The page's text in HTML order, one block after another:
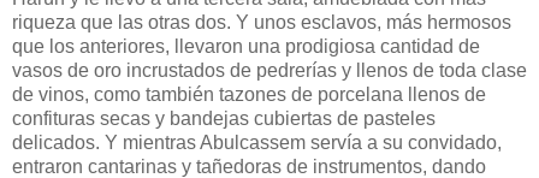
riqueza que las otras dos. Y unos esclavos, más hermosos
que los anteriores, llevaron una prodigiosa cantidad de
vasos de oro incrustados de pedrerías y llenos de toda clase
de vinos, como también tazones de porcelana llenos de
confituras secas y bandejas cubiertas de pasteles
delicados. Y mientras Abulcassem servía a su convidado,
entraron cantarinas y tañedoras de instrumentos, dando